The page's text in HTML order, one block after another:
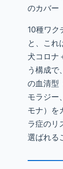
のカバー
10種ワク
と、これ
犬コロナ
う構成で
の血清型
モラジー
モナ）を
ラ症のリ
選ばれる